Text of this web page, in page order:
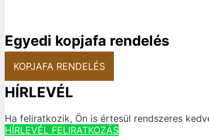
Egyedi kopjafa rendelés
KOPJAFA RENDELÉS
HÍRLEVÉL
Ha feliratkozik, Ön is értesül rendszeres
HÍRLEVÉL FELIRATKOZÁS